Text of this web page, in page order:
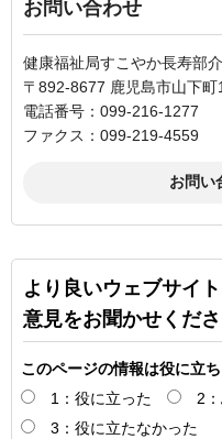
お問い合わせ
健康福祉局すこやか長寿部
〒892-8677 鹿児島市山下町
電話番号：099-216-1277
ファクス：099-219-4559
より良いウェブサイ
意見をお聞かせくだ
このページの情報は役に立
1：役に立った
2
3：役に立たなかった